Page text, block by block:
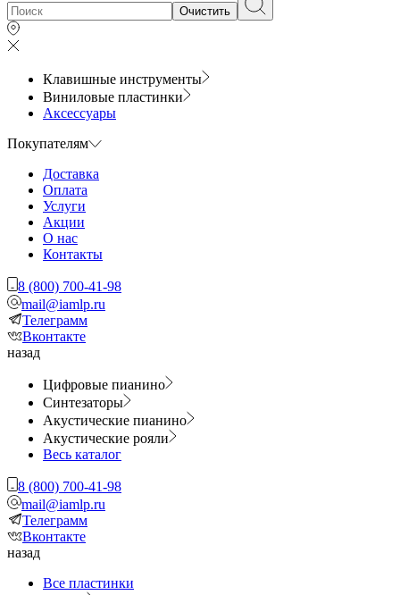
Очистить
Клавишные инструменты
Виниловые пластинки
Аксессуары
Покупателям
Доставка
Оплата
Услуги
Акции
О нас
Контакты
8 (800) 700-41-98
mail@iamlp.ru
Телеграмм
Вконтакте
назад
Цифровые пианино
Синтезаторы
Акустические пианино
Акустические рояли
Весь каталог
8 (800) 700-41-98
mail@iamlp.ru
Телеграмм
Вконтакте
назад
Все пластинки